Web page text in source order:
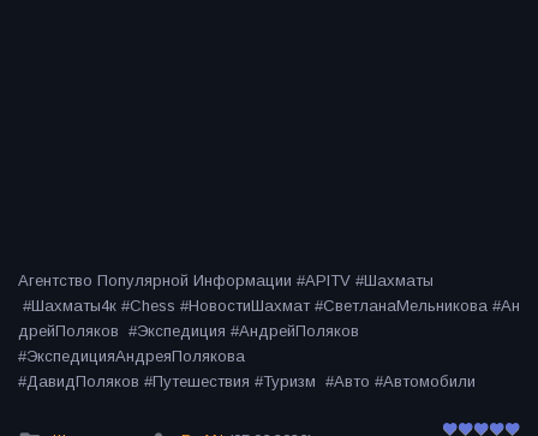
Агентство Популярной Информации #APITV #Шахматы
#Шахматы4к #Chess #НовостиШахмат #СветланаМельникова #Ан
дрейПоляков #Экспедиция #АндрейПоляков
#ЭкспедицияАндреяПолякова
#ДавидПоляков #Путешествия #Туризм #Авто #Автомобили